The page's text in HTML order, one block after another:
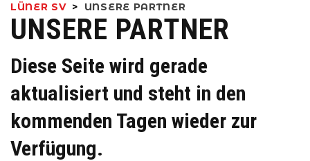
LÜNER SV > UNSERE PARTNER
UNSERE PARTNER
Diese Seite wird gerade
aktualisiert und steht in den
kommenden Tagen wieder zur
Verfügung.